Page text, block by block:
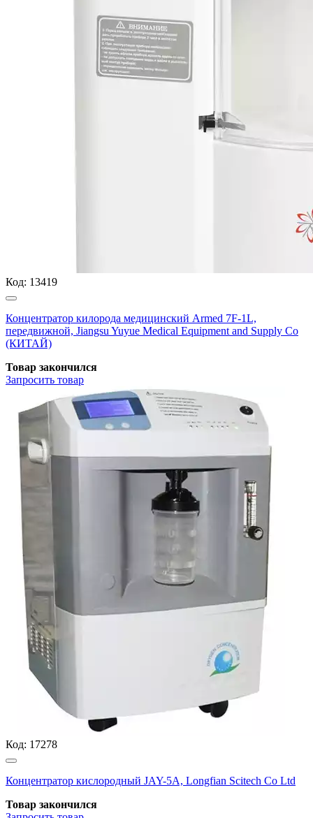
Код: 13419
Концентратор килорода медицинский Armed 7F-1L,
передвижной, Jiangsu Yuyue Medical Equipment and Supply Co
(КИТАЙ)
Товар закончился
Запросить товар
Код: 17278
Концентратор кислородный JAY-5А, Longfian Scitech Co Ltd
Товар закончился